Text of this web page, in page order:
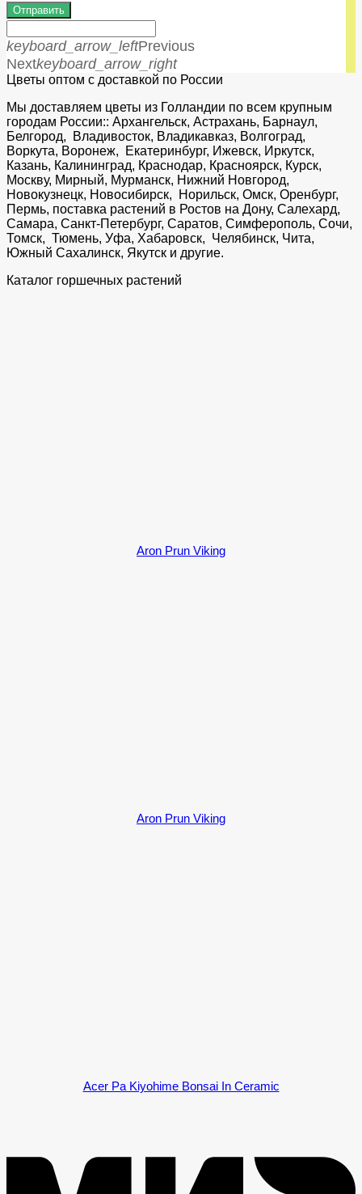
Отправить
keyboard_arrow_leftPrevious
Nextkeyboard_arrow_right
Цветы оптом с доставкой по России
Мы доставляем цветы из Голландии по всем крупным
городам России:: Архангельск, Астрахань, Барнаул,
Белгород, Владивосток, Владикавказ, Волгоград,
Воркута, Воронеж, Екатеринбург, Ижевск, Иркутск,
Казань, Калининград, Краснодар, Красноярск, Курск,
Москву, Мирный, Мурманск, Нижний Новгород,
Новокузнецк, Новосибирск, Норильск, Омск, Оренбург,
Пермь, поставка растений в Ростов на Дону, Салехард,
Самара, Санкт-Петербург, Саратов, Симферополь, Сочи,
Томск, Тюмень, Уфа, Хабаровск, Челябинск, Чита,
Южный Сахалинск, Якутск и другие.
Каталог горшечных растений
Aron Prun Viking
Aron Prun Viking
Acer Pa Kiyohime Bonsai In Ceramic